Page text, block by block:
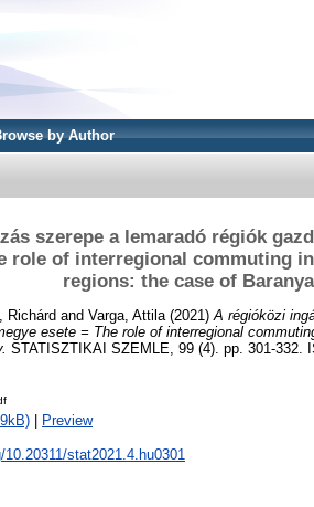
by Author
szerepe a lemaradó régiók
role of interregional commuting
regions: the case of
Richárd and Varga, Attila (2021) A régióközi
esete = The role of interregional
STATISZTIKAI SZEMLE, 99 (4). pp. 301-332.
Preview
10.20311/stat2021.4.hu0301